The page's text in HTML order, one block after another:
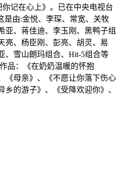
记在心上》。已在中央电视台
是由:金悦、李琛、常宽、关牧
亚、蒋佳迪、李玉刚、黑鸭子组
亮、杨臣刚、彭亮、胡灵、易
、雪山朗玛组合、Hit-5组合等
品：《在奶奶温暖的怀抱
《母亲》、《不愿让你落下伤心
的游子》、《受降欢迎你》、